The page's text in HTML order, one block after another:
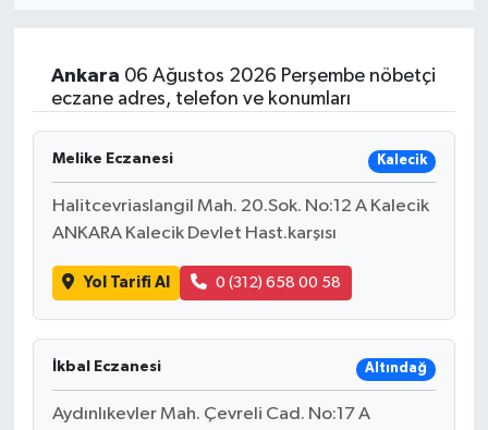
Ankara 06 Ağustos 2026 Perşembe nöbetçi
eczane adres, telefon ve konumları
Melike Eczanesi Kalecik
Halitcevriaslangil Mah. 20.Sok. No:12 A Kalecik
ANKARA Kalecik Devlet Hast.karşısı
Yol Tarifi Al 0 (312) 658 00 58
İkbal Eczanesi Altındağ
Aydınlıkevler Mah. Çevreli Cad. No:17 A
Sağlık
Siyaset
Spor